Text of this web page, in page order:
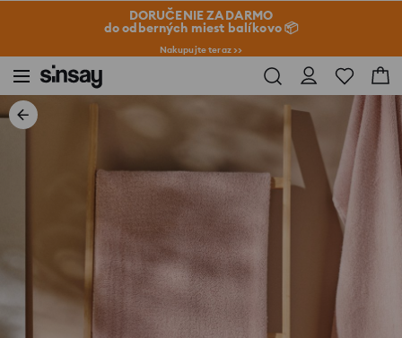
DORUČENIE ZADARMO
do odberných miest balíkovo 📦
Nakupujte teraz >>